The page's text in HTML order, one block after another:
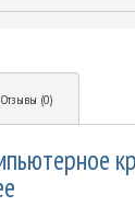
Отзывы (0)